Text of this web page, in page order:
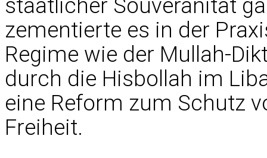
staatlicher Souveränität
zementierte es in der
Regime wie der Mullah-
durch die Hisbollah im
eine Reform zum Schutz
Freiheit.